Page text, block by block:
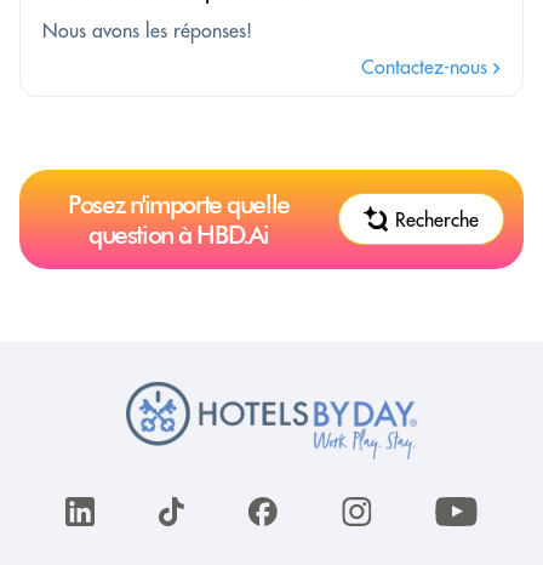
Nous avons les réponses!
Contactez-nous
Posez n'importe quelle
question à HBD.Ai
Recherche